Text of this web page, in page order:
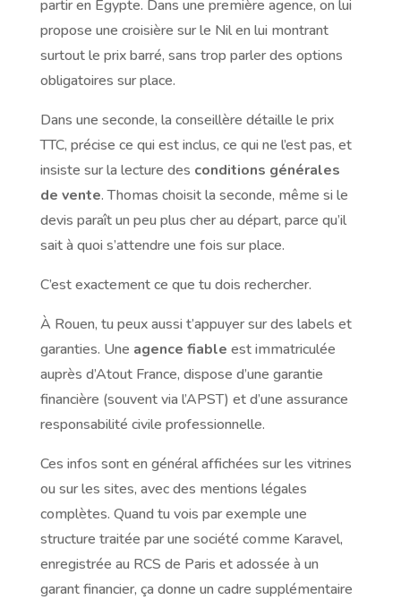
partir en Égypte. Dans une première agence, on lui
propose une croisière sur le Nil en lui montrant
surtout le prix barré, sans trop parler des options
obligatoires sur place.
Dans une seconde, la conseillère détaille le prix
TTC, précise ce qui est inclus, ce qui ne l’est pas, et
insiste sur la lecture des conditions générales
de vente. Thomas choisit la seconde, même si le
devis paraît un peu plus cher au départ, parce qu’il
sait à quoi s’attendre une fois sur place.
C’est exactement ce que tu dois rechercher.
À Rouen, tu peux aussi t’appuyer sur des labels et
garanties. Une agence fiable est immatriculée
auprès d’Atout France, dispose d’une garantie
financière (souvent via l’APST) et d’une assurance
responsabilité civile professionnelle.
Ces infos sont en général affichées sur les vitrines
ou sur les sites, avec des mentions légales
complètes. Quand tu vois par exemple une
structure traitée par une société comme Karavel,
enregistrée au RCS de Paris et adossée à un
garant financier, ça donne un cadre supplémentaire